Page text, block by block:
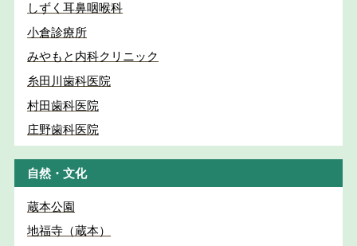
しずく耳鼻咽喉科
小倉診療所
みやもと内科クリニック
糸田川歯科医院
村田歯科医院
庄野歯科医院
自然・文化
蔵本公園
地福寺（蔵本）